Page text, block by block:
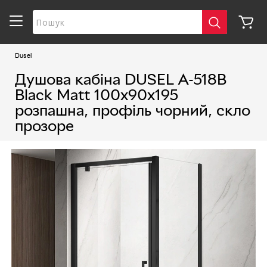
Dusel
Душова кабіна DUSEL A-518B
Black Matt 100х90х195
розпашна, профіль чорний, скло
прозоре